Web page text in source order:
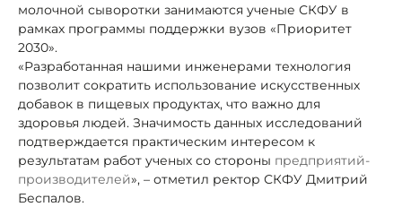
молочной сыворотки занимаются ученые СКФУ в
рамках программы поддержки вузов «Приоритет
2030».
«Разработанная нашими инженерами технология
позволит сократить использование искусственных
добавок в пищевых продуктах, что важно для
здоровья людей. Значимость данных исследований
подтверждается практическим интересом к
результатам работ ученых со стороны предприятий-
производителей», – отметил ректор СКФУ Дмитрий
Беспалов.